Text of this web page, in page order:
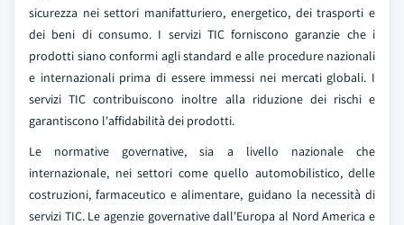
sicurezza nei settori manifatturiero, energetico, dei trasporti e
dei beni di consumo. I servizi TIC forniscono garanzie che i
prodotti siano conformi agli standard e alle procedure nazionali
e internazionali prima di essere immessi nei mercati globali. I
servizi TIC contribuiscono inoltre alla riduzione dei rischi e
garantiscono l'affidabilità dei prodotti.
Le normative governative, sia a livello nazionale che
internazionale, nei settori come quello automobilistico, delle
costruzioni, farmaceutico e alimentare, guidano la necessità di
servizi TIC. Le agenzie governative dall'Europa al Nord America e